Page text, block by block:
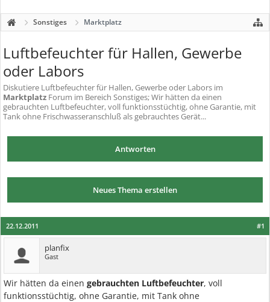
Sonstiges Marktplatz
Luftbefeuchter für Hallen, Gewerbe
oder Labors
Diskutiere Luftbefeuchter für Hallen, Gewerbe oder Labors im
Marktplatz Forum im Bereich Sonstiges; Wir hätten da einen
gebrauchten Luftbefeuchter, voll funktionsstüchtig, ohne Garantie, mit
Tank ohne Frischwasseranschluß als gebrauchtes Gerät...
Antworten
Neues Thema erstellen
#1
22.12.2011
planfix
Gast
Wir hätten da einen gebrauchten Luftbefeuchter, voll
funktionsstüchtig, ohne Garantie, mit Tank ohne